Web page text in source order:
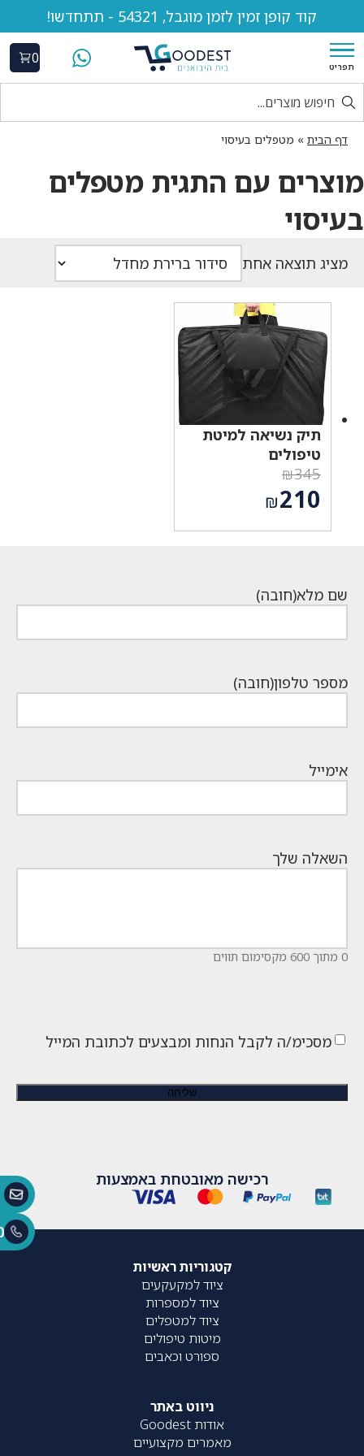
קוד קופן זמין לזמן מוגבל, 54321 - תתחדשו!
תפריט
0
דף הבית » מטפלים בעיסוי
מוצרים עם התגית מטפלים
בעיסוי
מציג תוצאה אחת
תיק נשיאה למיטת
טיפולים
₪345
המחיר
המקורי
היה:
₪210
שם מלא(חובה)
מספר טלפון(חובה)
אימייל
השאלה שלך
0 מתוך 600 מקסימום תווים
מסכימ/ה לקבל הנחות ומבצעים לכתובת המייל
רכישה מאובטחת באמצעות
קטגוריות ראשיות
ציוד למקעקעים
ציוד למספרות
ציוד למטפלים
מיטות טיפולים
ספורט וכאבים
ניווט באתר
אודות Goodest
מאמרים מקצועיים